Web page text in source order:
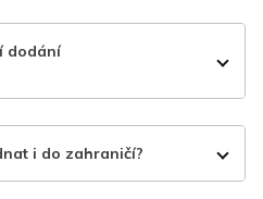
dodání
i do zahraničí?